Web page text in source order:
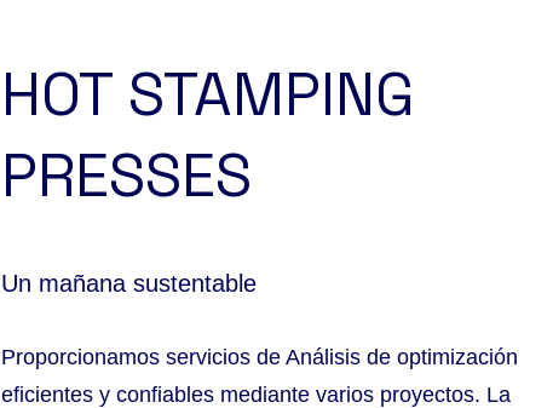
HOT STAMPING
PRESSES
Un mañana sustentable
Proporcionamos servicios de Análisis de optimización
eficientes y confiables mediante varios proyectos. La